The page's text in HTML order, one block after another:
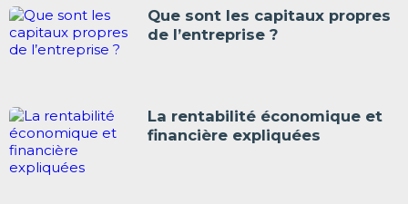
Que sont les capitaux propres
de l’entreprise ?
La rentabilité économique et
financière expliquées